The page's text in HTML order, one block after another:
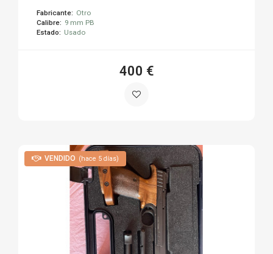
Fabricante: Otro
Calibre: 9 mm PB
Estado: Usado
400 €
VENDIDO (hace 5 días)